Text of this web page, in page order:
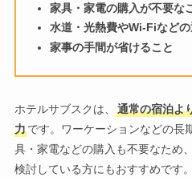
家具・家電の購入が不要な
水道・光熱費やWi-Fiなど
家事の手間が省けること
ホテルサブスクは、
通常の宿泊よ
力です。ワーケーションなどの長
具・家電などの購入も不要なため
検討している方にもおすすめです。